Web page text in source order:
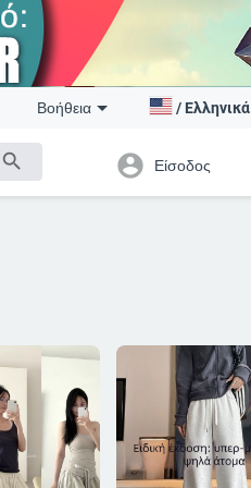
search
Βοήθεια / Ελληνικά
account_circle Είσοδος